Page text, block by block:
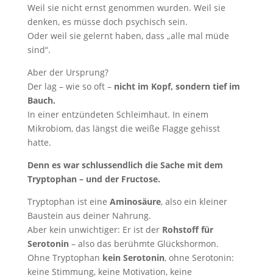
Weil sie nicht ernst genommen wurden. Weil sie
denken, es müsse doch psychisch sein.
Oder weil sie gelernt haben, dass „alle mal müde
sind“.
Aber der Ursprung?
Der lag – wie so oft – nicht im Kopf, sondern tief im
Bauch.
In einer entzündeten Schleimhaut. In einem
Mikrobiom, das längst die weiße Flagge gehisst
hatte.
Denn es war schlussendlich die Sache mit dem
Tryptophan – und der Fructose.
Tryptophan ist eine Aminosäure, also ein kleiner
Baustein aus deiner Nahrung.
Aber kein unwichtiger: Er ist der Rohstoff für
Serotonin– also das berühmte Glückshormon.
Ohne Tryptophan kein Serotonin, ohne Serotonin:
keine Stimmung, keine Motivation, keine